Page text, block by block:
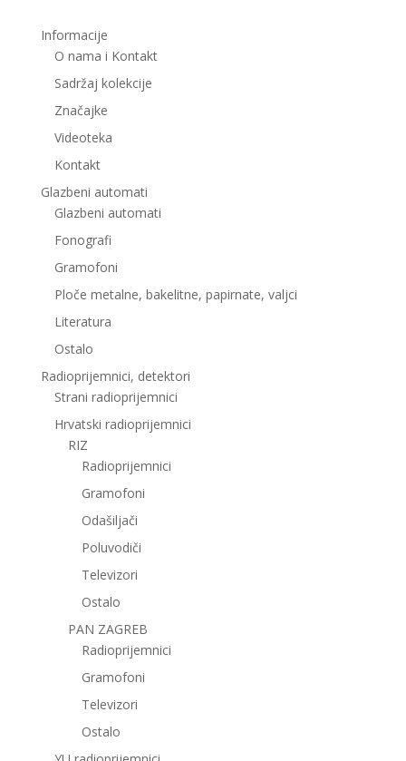
Informacije
O nama i Kontakt
Sadržaj kolekcije
Značajke
Videoteka
Kontakt
Glazbeni automati
Glazbeni automati
Fonografi
Gramofoni
Ploče metalne, bakelitne, papirnate, valjci
Literatura
Ostalo
Radioprijemnici, detektori
Strani radioprijemnici
Hrvatski radioprijemnici
RIZ
Radioprijemnici
Gramofoni
Odašiljači
Poluvodiči
Televizori
Ostalo
PAN ZAGREB
Radioprijemnici
Gramofoni
Televizori
Ostalo